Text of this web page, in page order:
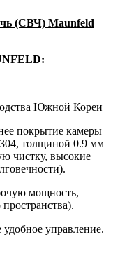
(СВЧ) Maunfeld
Южной Кореи
покрытие камеры
толщиной 0.9 мм
чистку, высокие
мощность,
управление.